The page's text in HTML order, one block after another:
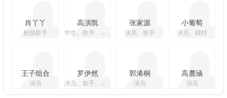
肖丫丫
校园歌手
高演凯
学生、歌手、音乐人、主持人
张家源
演员、歌手
小葡萄
演员、模特
王子组合
演员
罗伊然
演员、歌手、学生
郭浠桐
演员
高麓涵
演员